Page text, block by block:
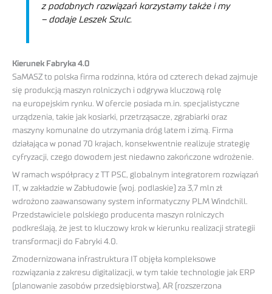
z podobnych rozwiązań korzystamy także i my
– dodaje Leszek Szulc.
Kierunek Fabryka 4.0
SaMASZ to polska firma rodzinna, która od czterech dekad zajmuje
się produkcją maszyn rolniczych i odgrywa kluczową rolę
na europejskim rynku. W ofercie posiada m.in. specjalistyczne
urządzenia, takie jak kosiarki, przetrząsacze, zgrabiarki oraz
maszyny komunalne do utrzymania dróg latem i zimą. Firma
działająca w ponad 70 krajach, konsekwentnie realizuje strategię
cyfryzacji, czego dowodem jest niedawno zakończone wdrożenie.
W ramach współpracy z TT PSC, globalnym integratorem rozwiązań
IT, w zakładzie w Zabłudowie (woj. podlaskie) za 3,7 mln zł
wdrożono zaawansowany system informatyczny PLM Windchill.
Przedstawiciele polskiego producenta maszyn rolniczych
podkreślają, że jest to kluczowy krok w kierunku realizacji strategii
transformacji do Fabryki 4.0.
Zmodernizowana infrastruktura IT objęła kompleksowe
rozwiązania z zakresu digitalizacji, w tym takie technologie jak ERP
(planowanie zasobów przedsiębiorstwa), AR (rozszerzona